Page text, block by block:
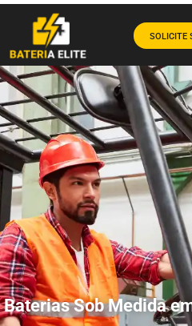
SOLICITE
Baterias Sob Medida